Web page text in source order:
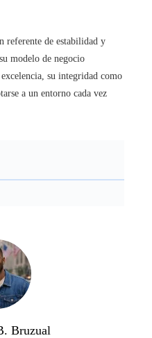
referente de estabilidad y
modelo de negocio
su integridad como
a un entorno cada vez
Bruzual